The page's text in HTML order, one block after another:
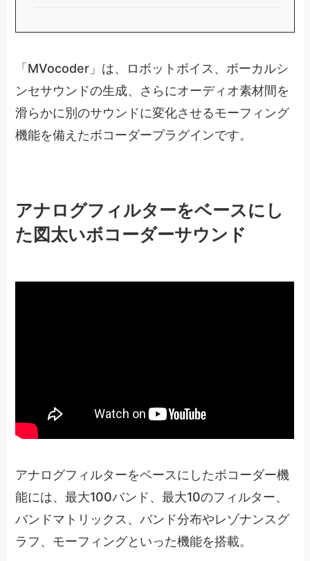
「MVocoder」は、ロボットボイス、ボーカルシ
ンセサウンドの生成、さらにオーディオ素材間を
滑らかに別のサウンドに変化させるモーフィング
機能を備えたボコーダープラグインです。
アナログフィルターをベースにし
た図太いボコーダーサウンド
アナログフィルターをベースにしたボコーダー機
能には、最大100バンド、最大10のフィルター、
バンドマトリックス、バンド分布やレゾナンスグ
ラフ、モーフィングといった機能を搭載。